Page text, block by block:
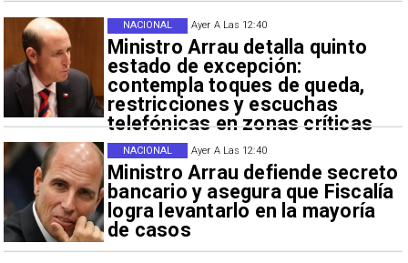
Ayer A Las 12:40
Ministro Arrau detalla quinto
estado de excepción:
contempla toques de queda,
restricciones y escuchas
telefónicas en zonas críticas
NACIONAL
Ayer A Las 12:40
Ministro Arrau defiende secreto
bancario y asegura que Fiscalía
logra levantarlo en la mayoría
de casos
NACIONAL